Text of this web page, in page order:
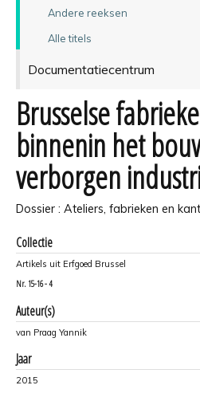
Andere reeksen
Alle titels
Documentatiecentrum
Brusselse
binnenin het
verborgen
Dossier : Ateliers, fabrieken en
Collectie
Artikels uit Erfgoed Brussel
Nr. 15-16 - 4
Auteur(s)
van Praag Yannik
Jaar
2015